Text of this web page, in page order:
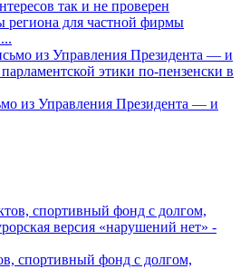
региона для частной фирмы
из Управления Президента — и
спортивный фонд с долгом,